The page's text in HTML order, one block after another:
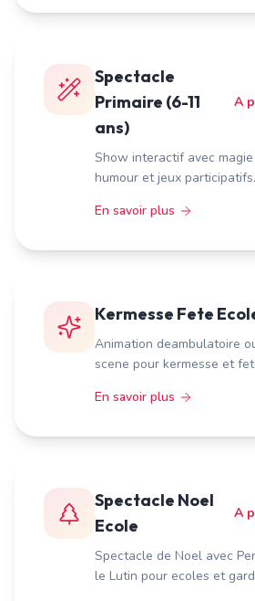
Spectacle
Primaire (6-11
ans)
A
Show interactif avec
humour et jeux participatifs.
En savoir plus
Kermesse Fete
Animation deambulatoire
scene pour kermesse et
En savoir plus
Spectacle Noel
Ecole
A
Spectacle de Noel avec
le Lutin pour ecoles et